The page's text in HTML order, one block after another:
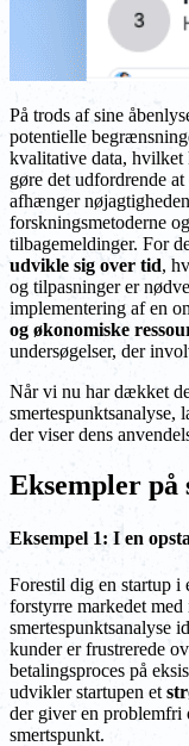
På trods af sine
potentielle
kvalitative data, hvilket
gøre det udfordrende
afhænger
forskningsmetoderne
tilbagemeldinger. For
udvikle sig over tid,
og tilpasninger er
implementering af en
og økonomiske
undersøgelser, der
Når vi nu har dækket
smertespunktsanalyse,
der viser dens
Eksempler på
Eksempel 1: I en
Forestil dig en startup i
forstyrre markedet
smertespunktsanalyse
kunder er frustrerede
betalingsproces på
udvikler startupen et
der giver en problemfri
smertspunkt.